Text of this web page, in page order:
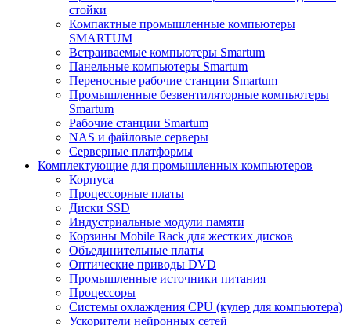
стойки
Компактные промышленные компьютеры
SMARTUM
Встраиваемые компьютеры Smartum
Панельные компьютеры Smartum
Переносные рабочие станции Smartum
Промышленные безвентиляторные компьютеры
Smartum
Рабочие станции Smartum
NAS и файловые серверы
Серверные платформы
Комплектующие для промышленных компьютеров
Корпуса
Процессорные платы
Диски SSD
Индустриальные модули памяти
Корзины Mobile Rack для жестких дисков
Объединительные платы
Оптические приводы DVD
Промышленные источники питания
Процессоры
Системы охлаждения CPU (кулер для компьютера)
Ускорители нейронных сетей